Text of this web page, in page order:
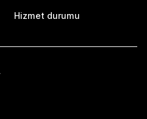
Hizmet durumu